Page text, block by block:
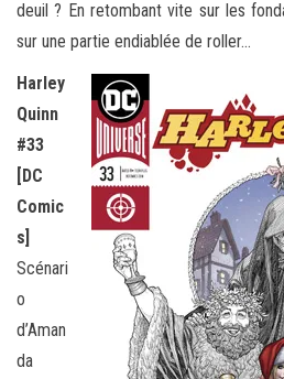
deuil ? En retombant vite sur les
sur une partie endiablée de roller…
Harley
Quinn
#33
[DC
Comic
s]
Scénari
o
d’Aman
da